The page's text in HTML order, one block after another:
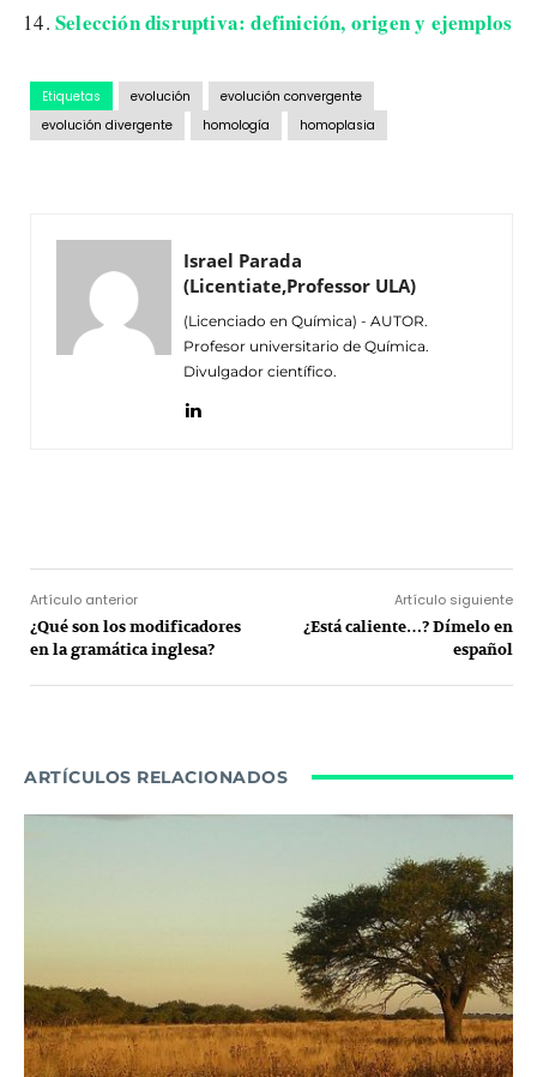
Selección disruptiva: definición, origen y ejemplos
Etiquetas evolución
evolución convergente
evolución divergente
homología homoplasia
Israel Parada
(Licentiate,Professor ULA)
(Licenciado en Química) - AUTOR.
Profesor universitario de Química.
Divulgador científico.
Artículo anterior
¿Qué son los modificadores
en la gramática inglesa?
Artículo siguiente
¿Está caliente…? Dímelo en
español
ARTÍCULOS RELACIONADOS